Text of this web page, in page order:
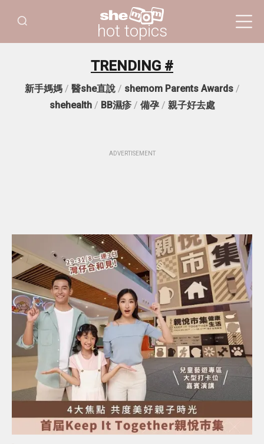
hot topics
TRENDING #
新手媽媽/ 醫she直說/ shemom Parents Awards/
shehealth/ BB濕疹/ 備孕/ 親子好去處
ADVERTISEMENT